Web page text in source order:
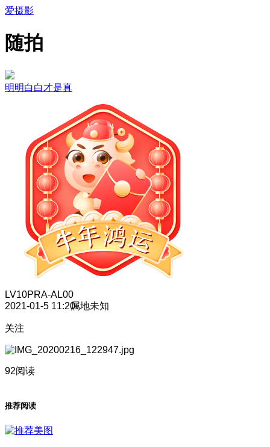
爱摄影
随拍
明明白白才是真
LV10PRA-AL00
2021-01-5 11:20属地未知
关注
92阅读
推荐阅读